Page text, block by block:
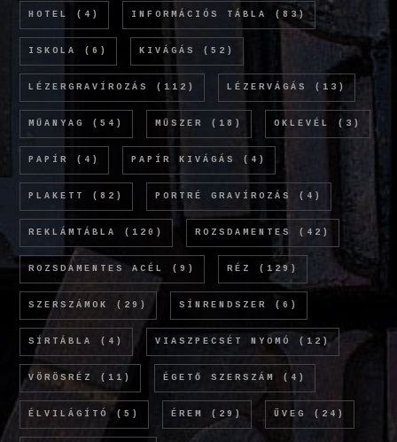
HOTEL (4) INFORMÁCIÓS TÁBLA (83)
ISKOLA (6) KIVÁGÁS (52)
LÉZERGRAVÍROZÁS (112) LÉZERVÁGÁS (13)
MŰANYAG (54) MŰSZER (18) OKLEVÉL (3)
PAPÍR (4) PAPÍR KIVÁGÁS (4)
PLAKETT (82) PORTRÉ GRAVÍROZÁS (4)
REKLÁMTÁBLA (120) ROZSDAMENTES (42)
ROZSDAMENTES ACÉL (9) RÉZ (129)
SZERSZÁMOK (29) SÍNRENDSZER (6)
SÍRTÁBLA (4) VIASZPECSÉT NYOMÓ (12)
VÖRÖSRÉZ (11) ÉGETŐ SZERSZÁM (4)
ÉLVILÁGÍTÓ (5) ÉREM (29) ÜVEG (24)